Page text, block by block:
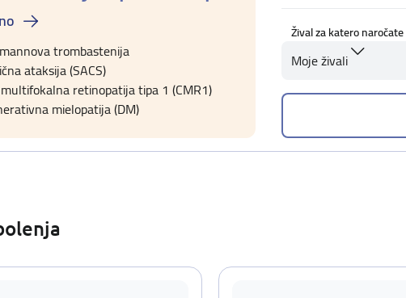
trombastenija
ataksija (SACS)
retinopatija tipa 1 (CMR1)
mielopatija (DM)
Žival za katero
Moje živali